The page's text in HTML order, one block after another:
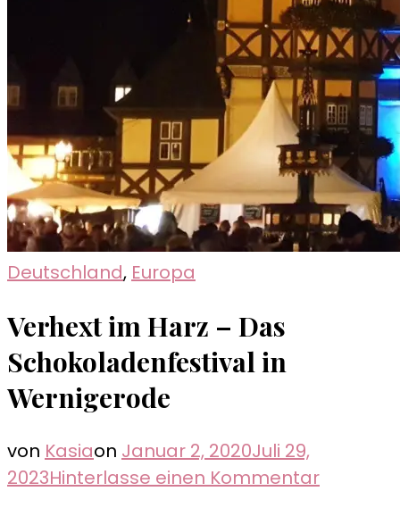
Deutschland, Europa
Verhext im Harz – Das
Schokoladenfestival in
Wernigerode
von Kasiaon Januar 2, 2020Juli 29,
2023Hinterlasse einen Kommentarzu